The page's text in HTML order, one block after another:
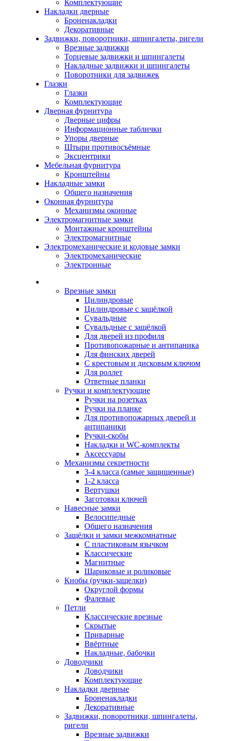
Комплектующие
Накладки дверные
Броненакладки
Декоративные
Задвижки, поворотники, шпингалеты, ригели
Врезные задвижки
Торцевые задвижки и шпингалеты
Накладные задвижки и шпингалеты
Поворотники для задвижек
Глазки
Глазки
Комплектующие
Дверная фурнитура
Дверные цифры
Информационные таблички
Упоры дверные
Штыри противосъёмные
Эксцентрики
Мебельная фурнитура
Кронштейны
Накладные замки
Общего назначения
Оконная фурнитура
Механизмы оконные
Электромагнитные замки
Монтажные кронштейны
Электромагнитные
Электромеханические и кодовые замки
Электромеханические
Электронные
Врезные замки
Цилиндровые
Цилиндровые с защёлкой
Сувальдные
Сувальдные с защёлкой
Для дверей из профиля
Противопожарные и антипаника
Для финских дверей
С крестовым и дисковым ключом
Для роллет
Ответные планки
Ручки и комплектующие
Ручки на розетках
Ручки на планке
Для противопожарных дверей и
антипаники
Ручки-скобы
Накладки и WC-комплекты
Аксессуары
Механизмы секретности
3-4 класса (самые защищенные)
1-2 класса
Вертушки
Заготовки ключей
Навесные замки
Велосипедные
Общего назначения
Защёлки и замки межкомнатные
С пластиковым язычком
Классические
Магнитные
Шариковые и роликовые
Кнобы (ручки-защелки)
Округлой формы
Фалевые
Петли
Классические врезные
Скрытые
Приварные
Ввёртные
Накладные, бабочки
Доводчики
Доводчики
Комплектующие
Накладки дверные
Броненакладки
Декоративные
Задвижки, поворотники, шпингалеты,
ригели
Врезные задвижки